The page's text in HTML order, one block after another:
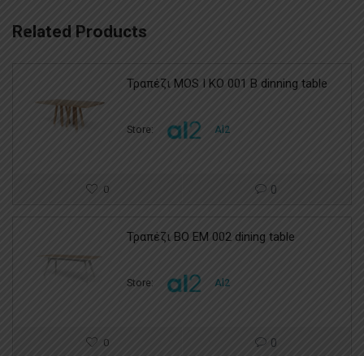
Related Products
Τραπέζι MOS I KO 001 B dinning table
Store: Al2
0 0
Τραπέζι BO EM 002 dining table
Store: Al2
0 0